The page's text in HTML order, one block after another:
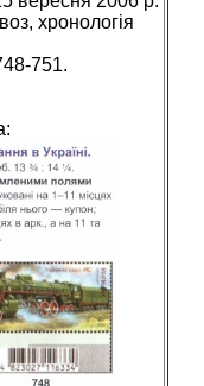
хронологiя
751.